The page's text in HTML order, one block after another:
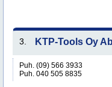
3. KTP-Tools Oy Ab
Puh. (09) 566 3933
Puh. 040 505 8835